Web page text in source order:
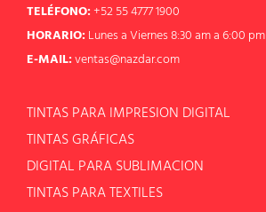
TELÉFONO:+52 55 4777 1900
HORARIO: Lunes a Viernes 8:30 am a 6:00 pm
E-MAIL:ventas@nazdar.com
TINTAS PARA IMPRESION DIGITAL
TINTAS GRÁFICAS
DIGITAL PARA SUBLIMACION
TINTAS PARA TEXTILES